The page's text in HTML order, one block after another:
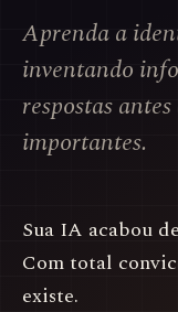
Aprenda a
inventando
respostas
importantes.
Sua IA acabou
Com total
existe.